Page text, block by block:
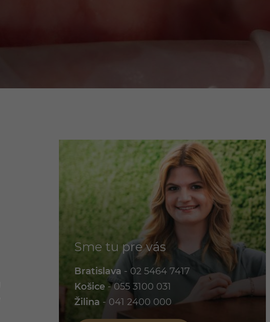
Sme tu pre vás
Bratislava - 02 5464 7417
Košice -055 3100 031
Žilina - 041 2400 000